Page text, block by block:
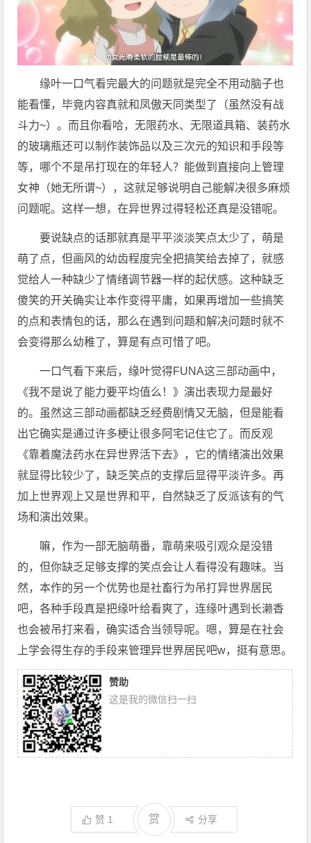
缘叶一口气看完最大的问题就是完全不用动脑子也
能看懂，毕竟内容真就和凤傲天同类型了（虽然没有战
斗力~）。而且你看哈，无限药水、无限道具箱、装药水
的玻璃瓶还可以制作装饰品以及三次元的知识和手段等
等，哪个不是吊打现在的年轻人？能做到直接向上管理
女神（她无所谓~），这就足够说明自己能解决很多麻烦
问题呢。这样一想，在异世界过得轻松还真是没错呢。
要说缺点的话那就真是平平淡淡笑点太少了，萌是
萌了点，但画风的幼齿程度完全把搞笑给去掉了，就感
觉给人一种缺少了情绪调节器一样的起伏感。这种缺乏
傻笑的开关确实让本作变得平庸，如果再增加一些搞笑
的点和表情包的话，那么在遇到问题和解决问题时就不
会变得那么幼稚了，算是有点可惜了吧。
一口气看下来后，缘叶觉得FUNA这三部动画中，
《我不是说了能力要平均值么！》演出表现力是最好
的。虽然这三部动画都缺乏经费剧情又无脑，但是能看
出它确实是通过许多梗让很多阿宅记住它了。而反观
《靠着魔法药水在异世界活下去》，它的情绪演出效果
就显得比较少了，缺乏笑点的支撑后显得平淡许多。再
加上世界观上又是世界和平，自然缺乏了反派该有的气
场和演出效果。
嘛，作为一部无脑萌番，靠萌来吸引观众是没错
的，但你缺乏足够支撑的笑点会让人看得没有趣味。当
然，本作的另一个优势也是社畜行为吊打异世界居民
吧，各种手段真是把缘叶给看爽了，连缘叶遇到长濑香
也会被吊打来看，确实适合当领导呢。嗯，算是在社会
上学会得生存的手段来管理异世界居民吧w，挺有意思。
赞助
这是我的微信扫一扫
赞 1 赏 分享